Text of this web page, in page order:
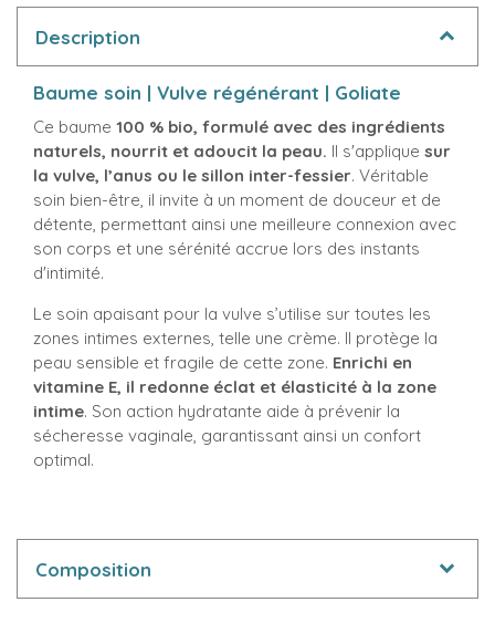
Description
Baume soin | Vulve régénérant | Goliate
Ce baume 100 % bio, formulé avec des ingrédients
naturels, nourrit et adoucit la peau. Il s'applique sur
la vulve, l’anus ou le sillon inter-fessier. Véritable
soin bien-être, il invite à un moment de douceur et de
détente, permettant ainsi une meilleure connexion avec
son corps et une sérénité accrue lors des instants
d'intimité.
Le soin apaisant pour la vulve s’utilise sur toutes les
zones intimes externes, telle une crème. Il protège la
peau sensible et fragile de cette zone. Enrichi en
vitamine E, il redonne éclat et élasticité à la zone
intime. Son action hydratante aide à prévenir la
sécheresse vaginale, garantissant ainsi un confort
optimal.
Composition